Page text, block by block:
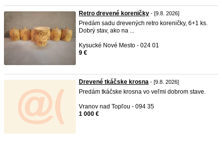
Retro drevené koreničky - [9.8. 2026]
Predám sadu drevených retro koreničky, 6+1 ks.
Dobrý stav, ako na ...
Kysucké Nové Mesto - 024 01
9 €
Drevené tkáčske krosna - [9.8. 2026]
Predám tkáčske krosna vo veľmi dobrom stave.
Vranov nad Topľou - 094 35
1 000 €